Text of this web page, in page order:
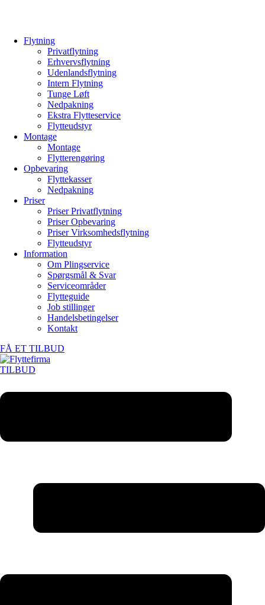
Flytning
Privatflytning
Erhvervsflytning
Udenlandsflytning
Intern Flytning
Tunge Løft
Nedpakning
Ekstra Flytteservice
Flytteudstyr
Montage
Montage
Flytterengøring
Opbevaring
Flyttekasser
Nedpakning
Priser
Priser Privatflytning
Priser Opbevaring
Priser Virksomhedsflytning
Flytteudstyr
Information
Om Plingservice
Spørgsmål & Svar
Serviceområder
Flytteguide
Job stillinger
Handelsbetingelser
Kontakt
FÅ ET TILBUD
TILBUD